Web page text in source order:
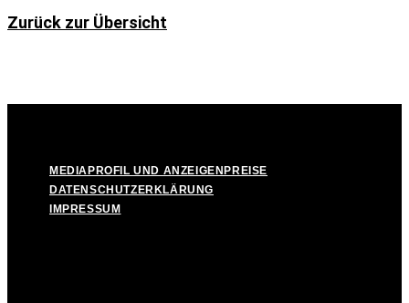
Zurück zur Übersicht
MEDIAPROFIL UND ANZEIGENPREISE
DATENSCHUTZERKLÄRUNG
IMPRESSUM